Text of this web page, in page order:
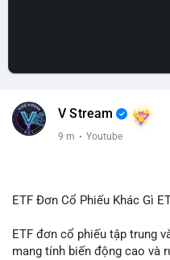
V Stream
10 m · Youtube
ETF Đơn Cổ Phiếu Khác Gì
ETF đơn cổ phiếu tập trung
mang tính biến động cao và